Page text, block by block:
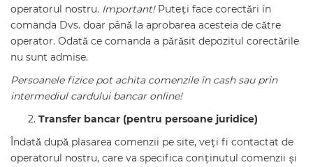
operatorul nostru. Important!Puteți face corectări în
comanda Dvs. doar până la aprobarea acesteia de către
operator. Odată ce comanda a părăsit depozitul corectările
nu sunt admise.
Persoanele fizice pot achita comenzile în cash sau prin
intermediul cardului bancar online!
Transfer bancar (pentru persoane juridice)
Îndată după plasarea comenzii pe site, veți fi contactat de
operatorul nostru, care va specifica conținutul comenzii și